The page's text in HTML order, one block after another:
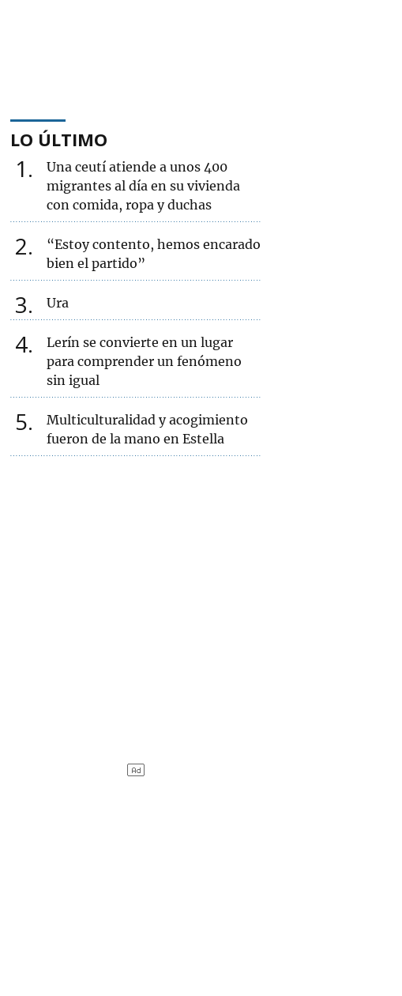
LO ÚLTIMO
1
Una ceutí atiende a unos 400
migrantes al día en su vivienda
con comida, ropa y duchas
2
“Estoy contento, hemos encarado
bien el partido”
3 Ura
4
Lerín se convierte en un lugar
para comprender un fenómeno
sin igual
5
Multiculturalidad y acogimiento
fueron de la mano en Estella